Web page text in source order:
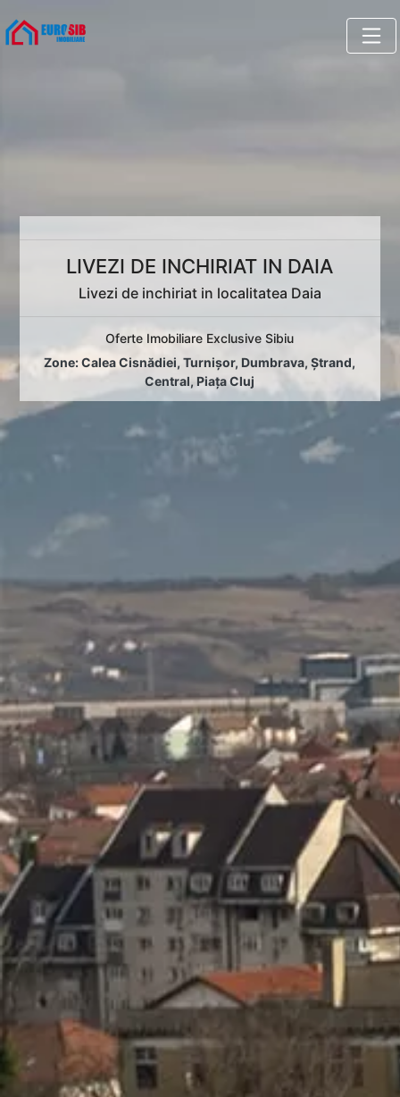
LIVEZI DE INCHIRIAT IN DAIA
Livezi de inchiriat in localitatea Daia
Oferte Imobiliare Exclusive Sibiu
Zone:Calea Cisnădiei,Turnișor, Dumbrava,Ștrand,
Central,Piața Cluj